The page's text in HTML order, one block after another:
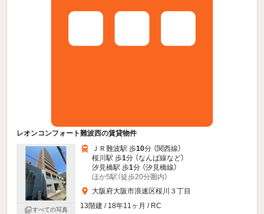
レオンコンフォート難波西の賃貸物件
すべての写真
ＪＲ難波駅 歩10分 （関西線）
桜川駅 歩1分 （なんば線など）
汐見橋駅 歩1分 （汐見橋線）
ほか5駅（徒歩20分圏内）
大阪府大阪市浪速区桜川３丁目
13階建 / 18年11ヶ月 / RC